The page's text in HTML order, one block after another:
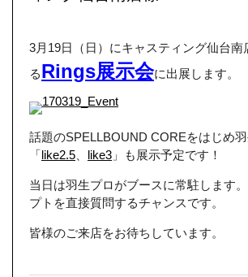
3月19日（日）にキャスティング仙台南
るRings展示会に出展します。
話題のSPELLBOUND COREをはじめ
「like2.5 like3 」も展示予定です！
当日は羽生プロがブースに常駐します
プトを直接質問するチャンスです。
皆様のご来店をお待ちしています。